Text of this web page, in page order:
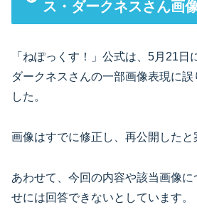
ス・ダークネスさん画
「ねぽっくす！」公式は、5月21日
ダークネスさんの一部画像表現に誤
した。
画像はすでに修正し、再公開したと
あわせて、今回の内容や該当画像
せには回答できないとしています。